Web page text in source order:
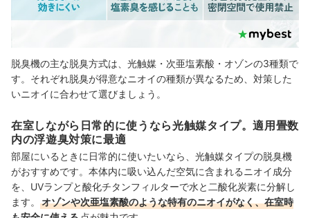
脱臭機の主な脱臭方式は、光触媒・次亜塩素酸・オゾンの3種類で
す。それぞれ脱臭が得意なニオイの種類が異なるため、対策した
いニオイに合わせて選びましょう。
在室しながら日常的に使うなら光触媒タイプ。適用畳数
内の浮遊臭対策に最適
部屋にいるときに日常的に使いたいなら、光触媒タイプの脱臭機
がおすすめです。本体内に吸い込んだ空気に含まれるニオイ成分
を、UVランプと酸化チタンフィルターで水と二酸化炭素に分解し
ます。
オゾンや次亜塩素酸のような特有のニオイがなく、在室時